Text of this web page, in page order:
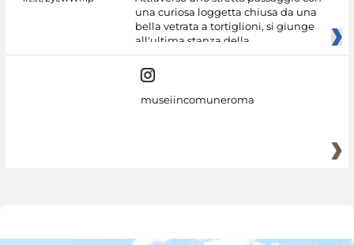
una curiosa loggetta chiusa da una
bella vetrata a tortiglioni, si giunge
all'ultima stanza della
museiincomuneroma